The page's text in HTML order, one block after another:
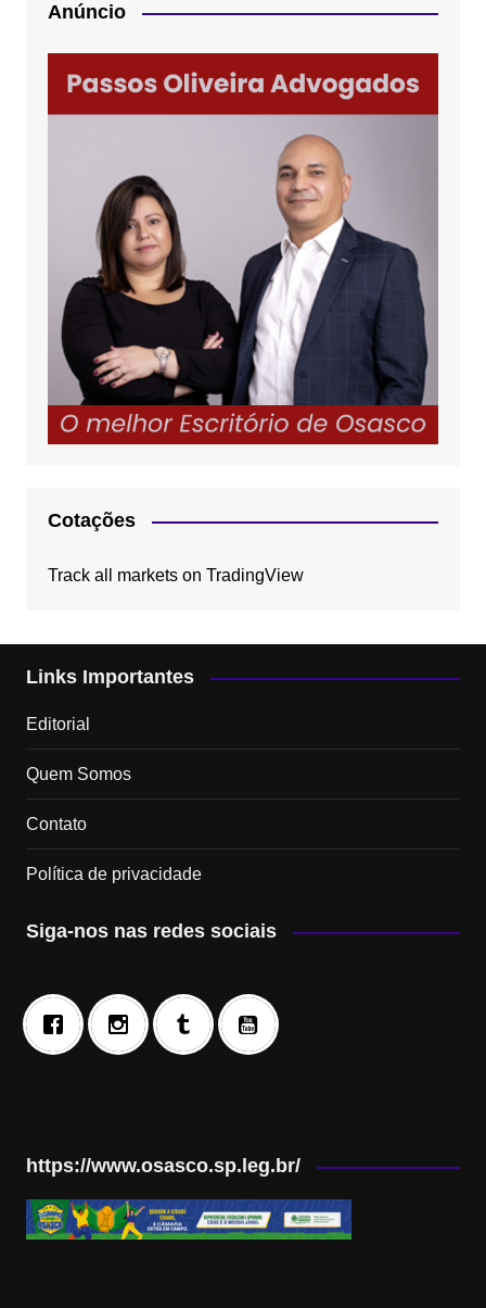
Anúncio
Cotações
Track all markets on TradingView
Links Importantes
Editorial
Quem Somos
Contato
Política de privacidade
Siga-nos nas redes sociais
https://www.osasco.sp.leg.br/